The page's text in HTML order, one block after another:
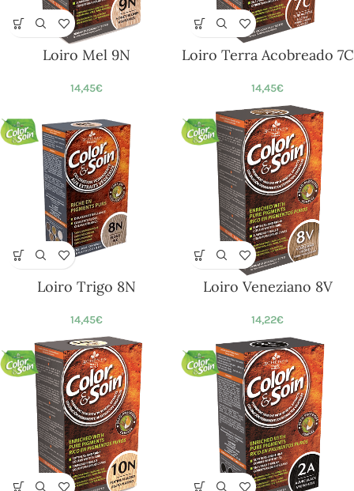
Loiro Mel 9N
14,45€
Loiro Terra Acobreado 7C
14,45€
Loiro Trigo 8N
14,45€
Loiro Veneziano 8V
14,22€